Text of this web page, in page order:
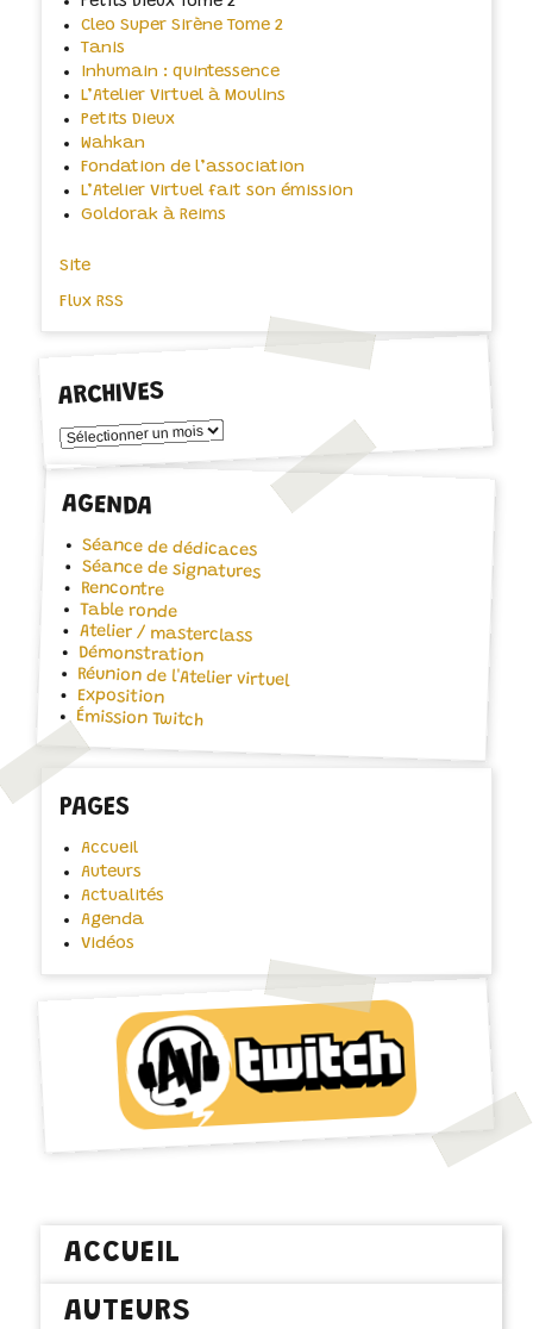
Cleo Super Sirène Tome 2
Tanis
Inhumain : quintessence
L’Atelier Virtuel à Moulins
Petits Dieux
Wahkan
Fondation de l’association
L’Atelier Virtuel fait son émission
Goldorak à Reims
Site
Flux RSS
ARCHIVES
Archives
AGENDA
Séance de dédicaces
Séance de signatures
Rencontre
Table ronde
Atelier / masterclass
Démonstration
Réunion de l'Atelier virtuel
Exposition
Émission Twitch
PAGES
Accueil
Auteurs
Actualités
Agenda
Vidéos
ACCUEIL
AUTEURS